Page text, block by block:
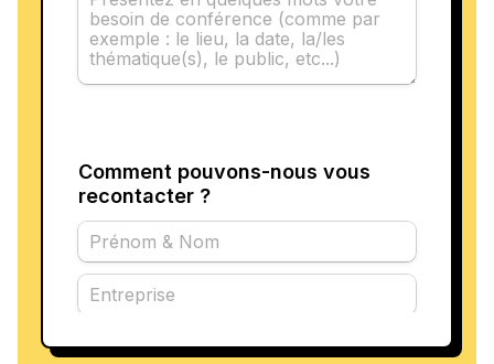
approche centrée sur la passion et la
détermination. En partageant son expérience, il
encourage les professionnels à adopter une
pour les individus que pour les équipes.
Actuellement, il s'engage dans divers projets,
notamment des programmes de mentorat pour les
jeunes athlètes et des interventions en entreprise
pour promouvoir une culture de la performance.
Brian Joubert continue d'inspirer par son parcours,
prouvant que le succès est le résultat d'un travail